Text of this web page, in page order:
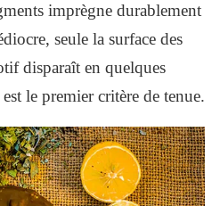
imprègne durablement
seule la surface des
disparaît en quelques
le premier critère de tenue.